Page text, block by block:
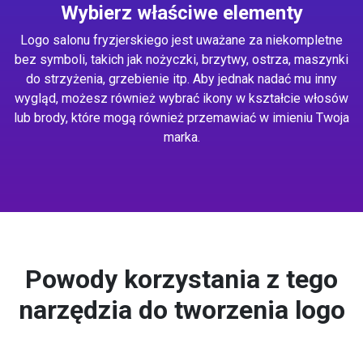
Wybierz właściwe elementy
Logo salonu fryzjerskiego jest uważane za niekompletne
bez symboli, takich jak nożyczki, brzytwy, ostrza, maszynki
do strzyżenia, grzebienie itp. Aby jednak nadać mu inny
wygląd, możesz również wybrać ikony w kształcie włosów
lub brody, które mogą również przemawiać w imieniu Twoja
marka.
Powody korzystania z tego
narzędzia do tworzenia logo